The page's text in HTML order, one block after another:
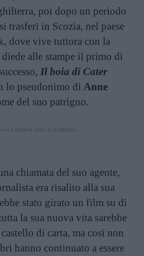
poi dopo un periodo
trasferì in Scozia, nel paese
dove vive tuttora con la
alle stampe il primo di
Il boia di Cater
lo pseudonimo di Anne
del suo patrigno.
chiamata del suo agente,
era risalito alla sua
stato girato un film su di
la sua nuova vita sarebbe
di carta, ma così non
hanno continuato a essere